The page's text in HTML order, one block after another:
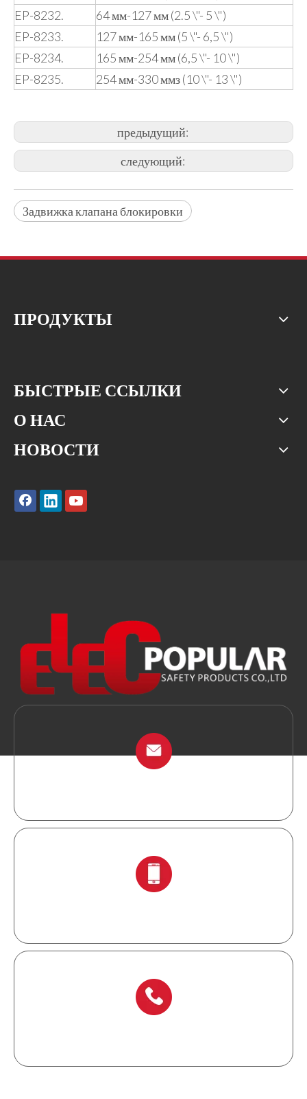
EP-8232.
64 мм-127 мм (2.5 \"- 5 \")
EP-8233.
127 мм-165 мм (5 \"- 6,5 \")
EP-8234.
165 мм-254 мм (6,5 \"- 10 \")
EP-8235.
254 мм-330 ммз (10 \"- 13 \")
предыдущий:
следующий:
Задвижка клапана блокировки
ПРОДУКТЫ
БЫСТРЫЕ ССЫЛКИ
О НАС
НОВОСТИ